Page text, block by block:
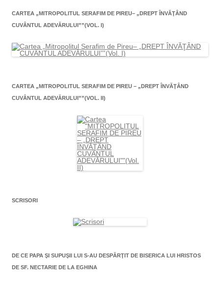
CARTEA „MITROPOLITUL SERAFIM DE PIREU– „DREPT ÎNVĂŢÂND
CUVÂNTUL ADEVĂRULUI””(VOL. I)
CARTEA „MITROPOLITUL SERAFIM DE PIREU – „DREPT ÎNVĂŢÂND
CUVÂNTUL ADEVĂRULUI””(VOL. II)
SCRISORI
DE CE PAPA ŞI SUPUŞII LUI S-AU DESPĂRŢIT DE BISERICA LUI HRISTOS
DE SF. NECTARIE DE LA EGHINA